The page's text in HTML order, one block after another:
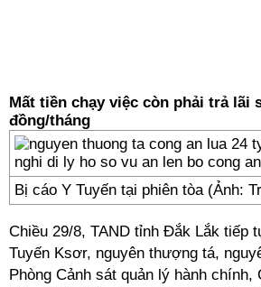
Mất tiền chạy việc còn phải trả lãi
đồng/tháng
Bị cáo Y Tuyến tại phiên tòa (Ảnh:
Chiều 29/8, TAND tỉnh Đắk Lắk tiếp
Tuyến Ksơr, nguyên thượng tá,
Phòng Cảnh sát quản lý hành chính,